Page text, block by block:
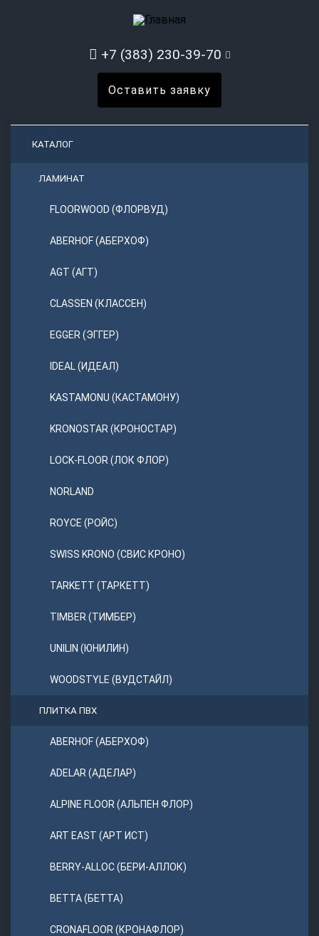
+7 (383) 230-39-70
Оставить заявку
КАТАЛОГ
ЛАМИНАТ
FLOORWOOD (ФЛОРВУД)
ABERHOF (АБЕРХОФ)
AGT (АГТ)
CLASSEN (КЛАССЕН)
EGGER (ЭГГЕР)
IDEAL (ИДЕАЛ)
KASTAMONU (КАСТАМОНУ)
KRONOSTAR (КРОНОСТАР)
LOCK-FLOOR (ЛОК ФЛОР)
NORLAND
ROYCE (РОЙС)
SWISS KRONO (СВИС КРОНО)
TARKETT (ТАРКЕТТ)
TIMBER (ТИМБЕР)
UNILIN (ЮНИЛИН)
WOODSTYLE (ВУДСТАЙЛ)
ПЛИТКА ПВХ
ABERHOF (АБЕРХОФ)
ADELAR (АДЕЛАР)
ALPINE FLOOR (АЛЬПЕН ФЛОР)
ART EAST (АРТ ИСТ)
BERRY-ALLOC (БЕРИ-АЛЛОК)
BETTA (БЕТТА)
CRONAFLOOR (КРОНАФЛОР)